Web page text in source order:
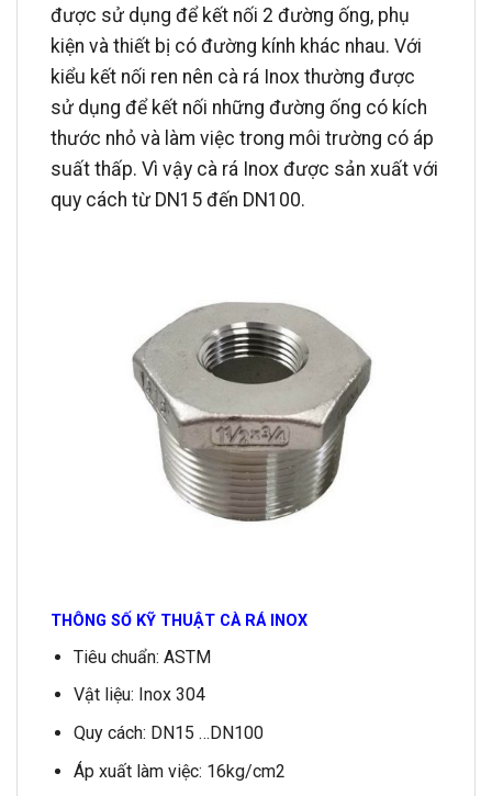
được sử dụng để kết nối 2 đường ống, phụ
kiện và thiết bị có đường kính khác nhau. Với
kiểu kết nối ren nên cà rá Inox thường được
sử dụng để kết nối những đường ống có kích
thước nhỏ và làm việc trong môi trường có áp
suất thấp. Vì vậy cà rá Inox được sản xuất với
quy cách từ DN15 đến DN100.
THÔNG SỐ KỸ THUẬT CÀ RÁ INOX
Tiêu chuẩn: ASTM
Vật liệu: Inox 304
Quy cách: DN15 …DN100
Áp xuất làm việc: 16kg/cm2